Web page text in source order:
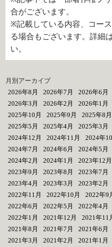
合がございます。
※記載している内容、コー
る場合もございます。詳細
い。
月別アーカイブ
2026年8月
2026年7月 2026年6月
2026年3月
2026年2月 2026年1月
2025年10月
2025年9月 2025年8月
2025年5月
2025年4月 2025年3月
2024年12月
2024年11月 2024年
2024年7月
2024年6月 2024年5月
2024年2月
2024年1月 2023年12月
2023年9月
2023年8月 2023年7月
2023年4月
2023年3月 2023年2月
2022年11月
2022年10月 2022年9
2022年6月
2022年5月 2022年4月
2022年1月
2021年12月 2021年11
2021年8月
2021年7月 2021年6月
2021年3月
2021年2月 2021年1月